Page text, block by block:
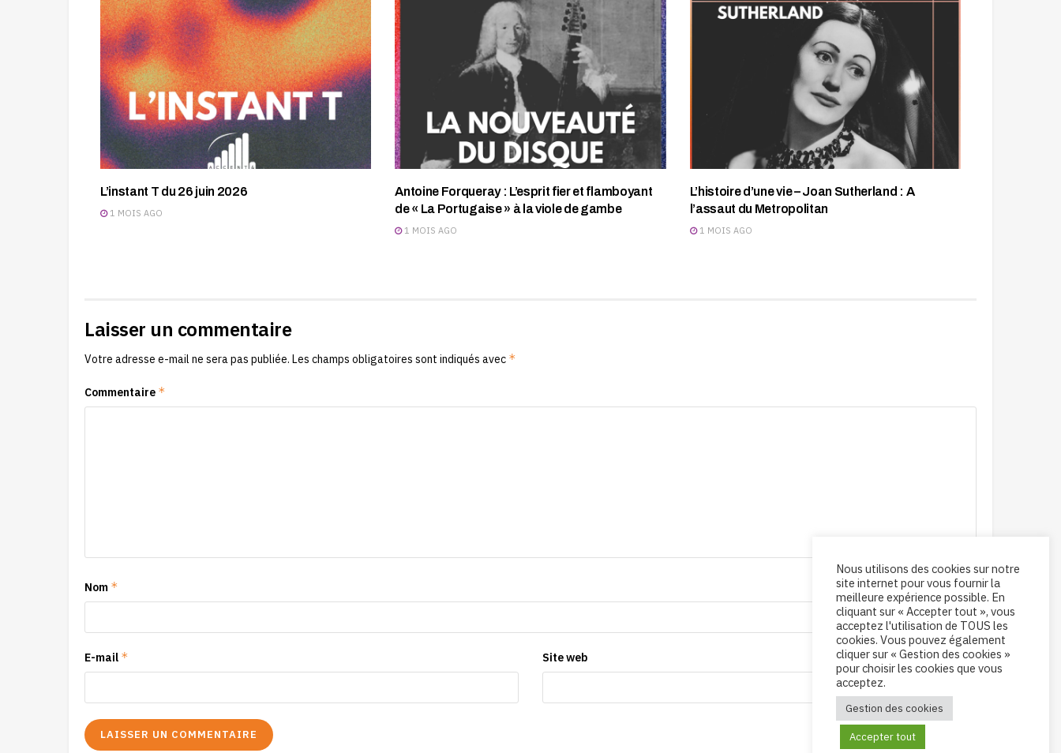
L’instant T du 26 juin 2026
1 MOIS AGO
Antoine Forqueray : L’esprit fier et flamboyant
de « La Portugaise » à la viole de gambe
1 MOIS AGO
L’histoire d’une vie – Joan Sutherland : A
l’assaut du Metropolitan
1 MOIS AGO
Laisser un commentaire
Votre adresse e-mail ne sera pas publiée. Les champs obligatoires sont indiqués avec *
Commentaire *
Nom *
E-mail * Site web
Nous utilisons des cookies sur notre
site internet pour vous fournir la
meilleure expérience possible. En
cliquant sur « Accepter tout », vous
acceptez l'utilisation de TOUS les
cookies. Vous pouvez également
cliquer sur « Gestion des cookies »
pour choisir les cookies que vous
acceptez.
Gestion des cookies
Accepter tout